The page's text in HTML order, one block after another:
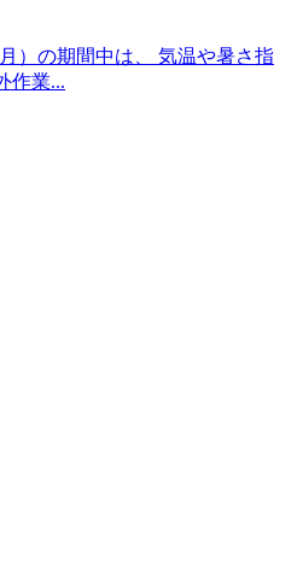
）の期間中は、 気温や暑さ指
作業...